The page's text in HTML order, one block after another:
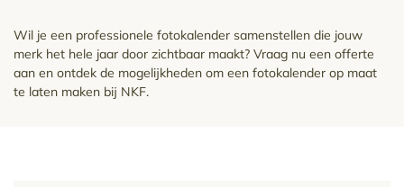
Wil je een professionele fotokalender samenstellen die jouw
merk het hele jaar door zichtbaar maakt? Vraag nu een offerte
aan en ontdek de mogelijkheden om een fotokalender op maat
te laten maken bij NKF.